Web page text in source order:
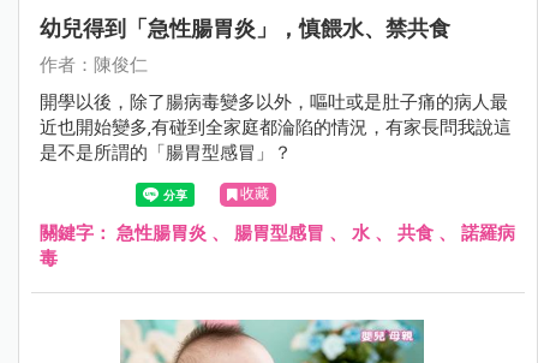
幼兒得到「急性腸胃炎」，慎餵水、禁共食
作者：陳俊仁
開學以後，除了腸病毒變多以外，嘔吐或是肚子痛的病人最
近也開始變多‚有碰到全家庭都淪陷的情況，有家長問我說這
是不是所謂的「腸胃型感冒」？
收藏
關鍵字： 急性腸胃炎 、 腸胃型感冒 、 水 、 共食 、 諾羅病
毒